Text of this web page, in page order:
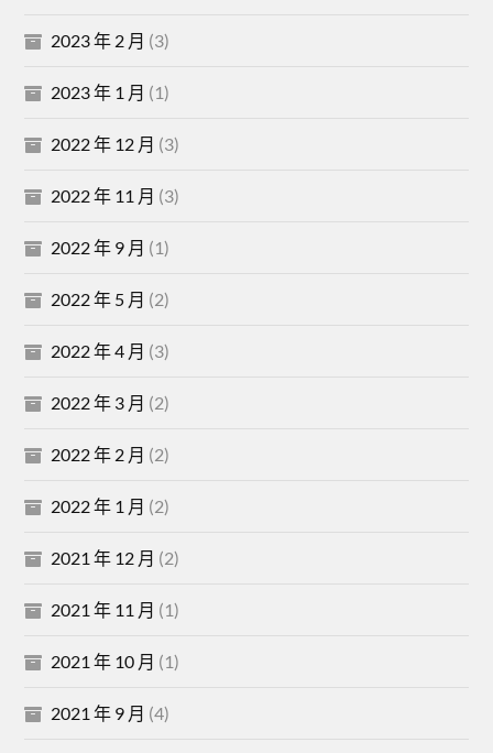
2023 年 2 月 (3)
2023 年 1 月 (1)
2022 年 12 月 (3)
2022 年 11 月 (3)
2022 年 9 月 (1)
2022 年 5 月 (2)
2022 年 4 月 (3)
2022 年 3 月 (2)
2022 年 2 月 (2)
2022 年 1 月 (2)
2021 年 12 月 (2)
2021 年 11 月 (1)
2021 年 10 月 (1)
2021 年 9 月 (4)